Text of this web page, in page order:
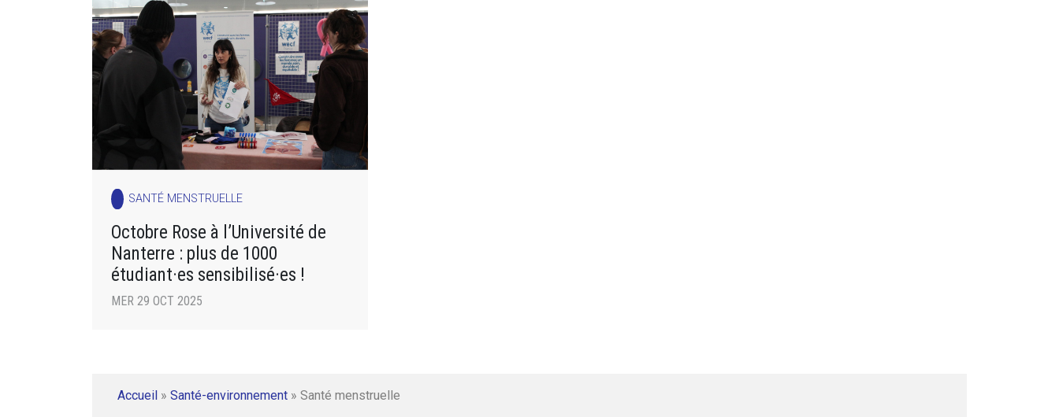
SANTÉ MENSTRUELLE
Octobre Rose à l’Université de
Nanterre : plus de 1000
étudiant·es sensibilisé·es !
MER 29 OCT 2025
Accueil » Santé-environnement » Santé menstruelle